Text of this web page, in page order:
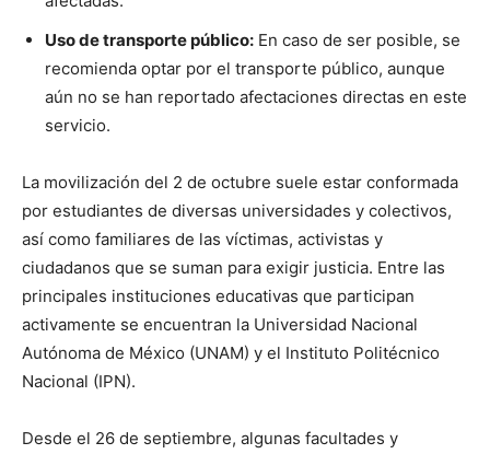
Uso de transporte público: En caso de ser posible, se
recomienda optar por el transporte público, aunque
aún no se han reportado afectaciones directas en este
servicio.
La movilización del 2 de octubre suele estar conformada
por estudiantes de diversas universidades y colectivos,
así como familiares de las víctimas, activistas y
ciudadanos que se suman para exigir justicia. Entre las
principales instituciones educativas que participan
activamente se encuentran la Universidad Nacional
Autónoma de México (UNAM) y el Instituto Politécnico
Nacional (IPN).
Desde el 26 de septiembre, algunas facultades y